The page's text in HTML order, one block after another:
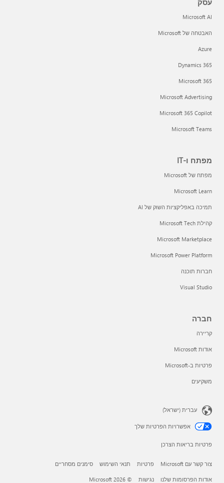
עסק
Microsoft AI
האבטחה של Microsoft
Azure
Dynamics 365
Microsoft 365
Microsoft Advertising
Microsoft 365 Copilot
Microsoft Teams
מפתח ו-IT
מפתח של Microsoft
Microsoft Learn
תמיכה באפליקציות השוק של AI
קהילת Microsoft Tech
Microsoft Marketplace
Microsoft Power Platform
חברות תוכנה
Visual Studio
חברה
קריירה
אודות Microsoft
פרטיות ב-Microsoft
משקיעים
עברית (ישראל)
אפשרויות הפרטיות שלך
פרטיות בריאות הצרכן
צור קשר עם Microsoft פרטיות תנאי השימוש סימנים מסחריים
אודות הפרסומות שלנו נגישות © Microsoft 2026